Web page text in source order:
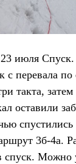
июля Спуск.
с перевала
такта,
оставили
3б-4а.
спуск. Можно